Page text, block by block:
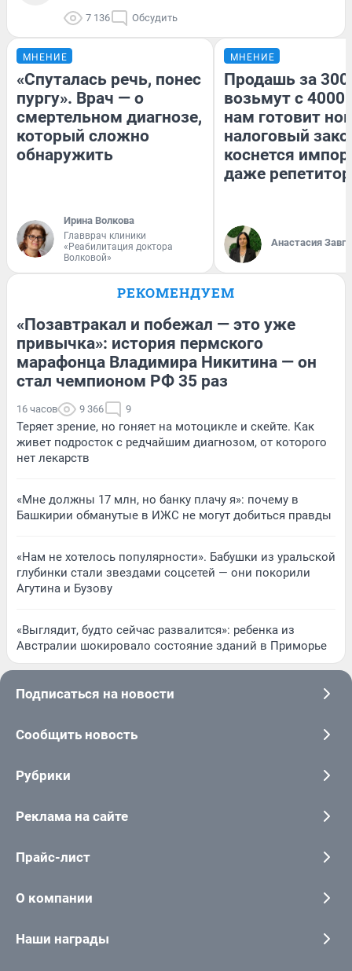
7 136 Обсудить
МНЕНИЕ
«Спуталась речь, понес
пургу». Врач — о
смертельном диагнозе,
который сложно
обнаружить
Ирина Волкова
Главврач клиники
«Реабилитация доктора
Волковой»
МНЕНИЕ
Продашь за
возьмут с
нам готовит
налоговый
коснется
даже
Анастасия
РЕКОМЕНДУЕМ
«Позавтракал и побежал — это уже
привычка»: история пермского
марафонца Владимира Никитина — он
стал чемпионом РФ 35 раз
16 часов 9 366 9
Теряет зрение, но гоняет на мотоцикле и скейте. Как
живет подросток с редчайшим диагнозом, от которого
нет лекарств
«Мне должны 17 млн, но банку плачу я»: почему в
Башкирии обманутые в ИЖС не могут добиться правды
«Нам не хотелось популярности». Бабушки из уральской
глубинки стали звездами соцсетей — они покорили
Агутина и Бузову
«Выглядит, будто сейчас развалится»: ребенка из
Австралии шокировало состояние зданий в Приморье
Подписаться на новости
Сообщить новость
Рубрики
Реклама на сайте
Прайс-лист
О компании
Наши награды